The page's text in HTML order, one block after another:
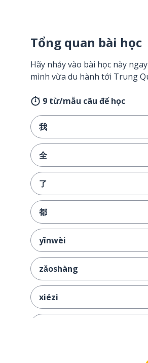
Tổng quan bài học
Hãy nhảy vào bài học này
mình vừa du hành tới Trung
9 từ/mẫu câu để học
我
全
了
都
yīnwèi
zǎoshàng
xiézi